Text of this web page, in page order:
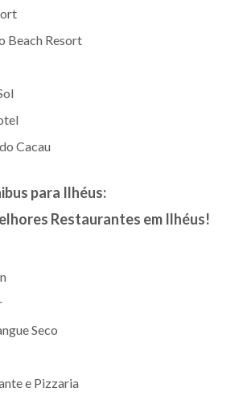
Beach Resort
Cacau
para Ilhéus:
Restaurantes em Ilhéus!
Seco
e Pizzaria